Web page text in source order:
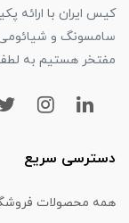
کیس ایران با ارائه
سامسونگ و شیائومی
مفتخر هستیم به لطف
دسترسی سریع
همه محصولات